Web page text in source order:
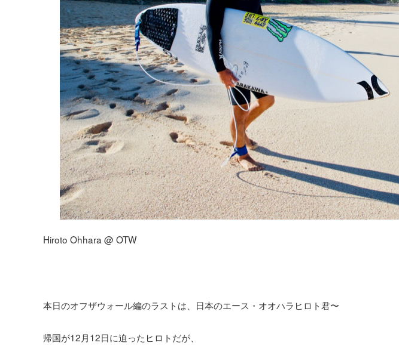
Hiroto Ohhara @ OTW
本日のオフザウォール編のラストは、日本のエース・オオハラヒロト君〜
帰国が12月12日に迫ったヒロトだが、